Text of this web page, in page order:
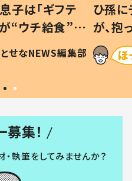
子は「ギフテ
“ウチ給食”を
は #令和の親
とせなNEWS編集部
ひ孫
が、
「涙が
い」
募集！
執筆をしてみませんか？